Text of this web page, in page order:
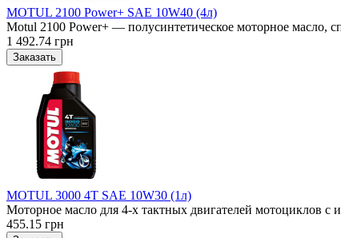
MOTUL 2100 Power+ SAE 10W40 (4л)
Motul 2100 Power+ — полусинтетическое моторное масло,
1 492.74 грн
MOTUL 3000 4T SAE 10W30 (1л)
Моторное масло для 4-х тактных двигателей мотоциклов с
455.15 грн